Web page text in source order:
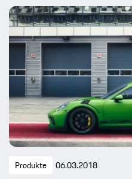
Produkte 06.03.2018